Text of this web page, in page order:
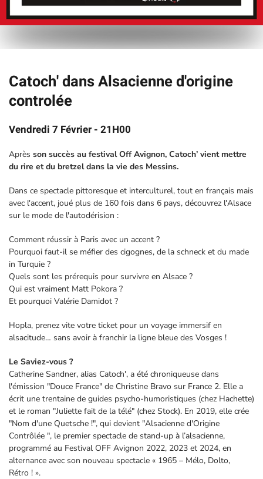
Catoch' dans Alsacienne d'origine
controlée
Vendredi 7 Février - 21H00
Après son succès au festival Off Avignon, Catoch’ vient mettre
du rire et du bretzel dans la vie des Messins.
Dans ce spectacle pittoresque et interculturel, tout en français mais
avec l'accent, joué plus de 160 fois dans 6 pays, découvrez l'Alsace
sur le mode de l'autodérision :
Comment réussir à Paris avec un accent ?
Pourquoi faut-il se méfier des cigognes, de la schneck et du made
in Turquie ?
Quels sont les prérequis pour survivre en Alsace ?
Qui est vraiment Matt Pokora ?
Et pourquoi Valérie Damidot ?
Hopla, prenez vite votre ticket pour un voyage immersif en
alsacitude… sans avoir à franchir la ligne bleue des Vosges !
Le Saviez-vous ?
Catherine Sandner, alias Catoch', a été chroniqueuse dans
l'émission "Douce France" de Christine Bravo sur France 2. Elle a
écrit une trentaine de guides psycho-humoristiques (chez Hachette)
et le roman "Juliette fait de la télé" (chez Stock). En 2019, elle crée
"Nom d'une Quetsche !", qui devient "Alsacienne d'Origine
Contrôlée ", le premier spectacle de stand-up à l’alsacienne,
programmé au Festival OFF Avignon 2022, 2023 et 2024, en
alternance avec son nouveau spectacle « 1965 – Mélo, Dolto,
Rétro ! ».